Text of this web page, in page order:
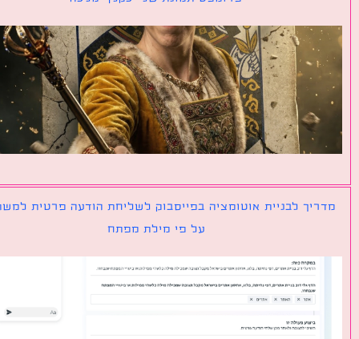
לבניית אוטומציה בפייסבוק לשליחת הודעה פרטית למשתמש
על פי מילת מפתח